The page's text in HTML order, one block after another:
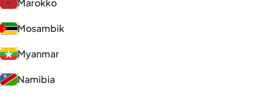
Marokko
Mosambik
Myanmar
Namibia